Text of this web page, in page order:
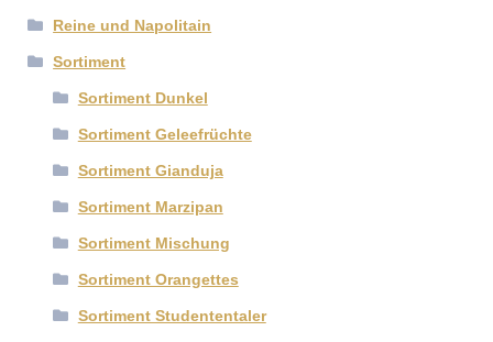
Reine und Napolitain
Sortiment
Sortiment Dunkel
Sortiment Geleefrüchte
Sortiment Gianduja
Sortiment Marzipan
Sortiment Mischung
Sortiment Orangettes
Sortiment Studententaler